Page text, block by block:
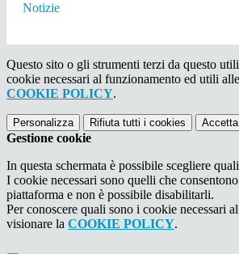
Notizie
Questo sito o gli strumenti terzi da questo
cookie necessari al funzionamento ed utili
COOKIE POLICY.
Personalizza Rifiuta tutti i cookies
Gestione cookie
In questa schermata è possibile scegliere
I cookie necessari sono quelli che
piattaforma e non è possibile disabilitarli.
Per conoscere quali sono i cookie necessari
visionare la COOKIE POLICY.